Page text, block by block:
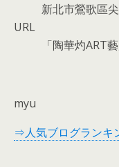
新北市鶯歌區
URL
「陶華灼ART
myu
⇒人気ブログランキ